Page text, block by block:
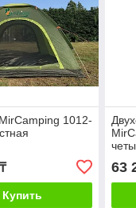
1012-
Купить
63